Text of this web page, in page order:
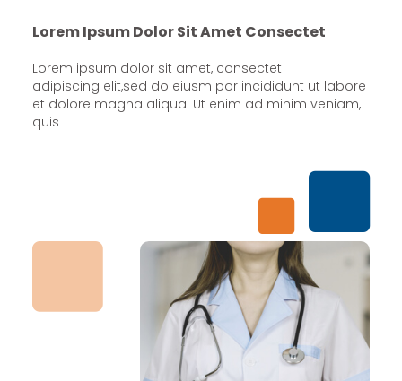
Lorem Ipsum Dolor Sit Amet Consectet
Lorem ipsum dolor sit amet, consectet
adipiscing elit,sed do eiusm por incididunt ut labore
et dolore magna aliqua. Ut enim ad minim veniam,
quis